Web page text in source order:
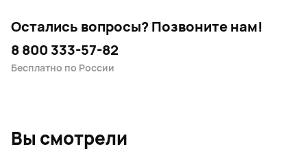
Остались вопросы?Позвоните нам!
8 800 333-57-82
Бесплатно по России
Вы смотрели